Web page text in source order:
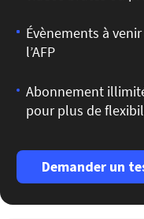
Évènements à
l’AFP
Abonnement
pour plus de
Demander un